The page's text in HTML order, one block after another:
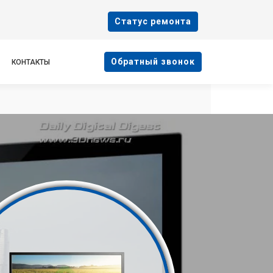
Cтатус ремонта
КОНТАКТЫ Oбратный звонок